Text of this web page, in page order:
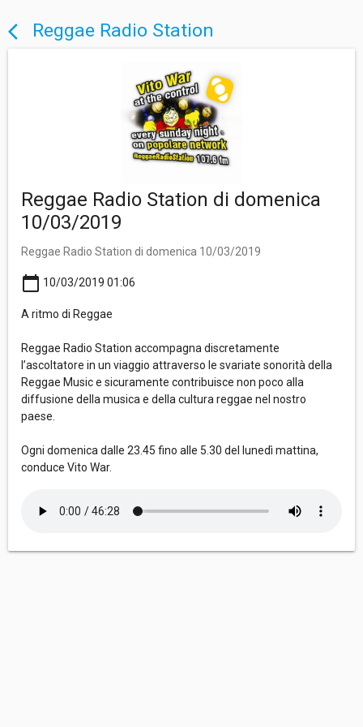
arrow_back_ios Reggae Radio Station
Reggae Radio Station di domenica
10/03/2019
Reggae Radio Station di domenica 10/03/2019
calendar_today 10/03/2019 01:06
A ritmo di Reggae
Reggae Radio Station accompagna discretamente
l’ascoltatore in un viaggio attraverso le svariate sonorità della
Reggae Music e sicuramente contribuisce non poco alla
diffusione della musica e della cultura reggae nel nostro
paese.
Ogni domenica dalle 23.45 fino alle 5.30 del lunedì mattina,
conduce Vito War.